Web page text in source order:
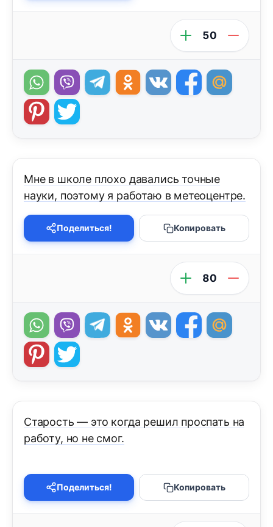
50
Мне в школе плохо давались точные
науки, поэтому я работаю в метеоцентре.
Поделиться! Копировать
80
Старость — это когда решил проспать на
работу, но не смог.
Поделиться! Копировать